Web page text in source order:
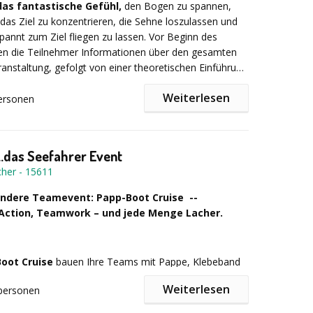
für eine bleibende Erinnerung an die Rallye.
dabei: Modernste Technologie trifft bei uns auf
Ideen.Lasst euch zum Beispiel über
noch mehr Kreativität und Team-Spaß!
gemanaged
35 € pro Person
wurden im Voraus bereitgestellt.
und Zielpunkte
fantastische Gefühl, den Bogen zu spannen,
Ziel zu konzentrieren, die Sehne loszulassen und
zum Ziel fliegen zu lassen. Vor Beginn des
die Teilnehmer Informationen über den gesamten
gefolgt von einer theoretischen Einführung
Tipps zur Verbesserung Ihrer
Person
Weiterlesen
Seefahrer Event
- 15611
Teamevent: Papp-Boot Cruise --
Teamwork – und jede Menge Lacher.
Cruise bauen Ihre Teams mit Pappe, Klebeband
auf dem Wasser. Ob sie trocken ans Ziel kommen?
Weiterlesen